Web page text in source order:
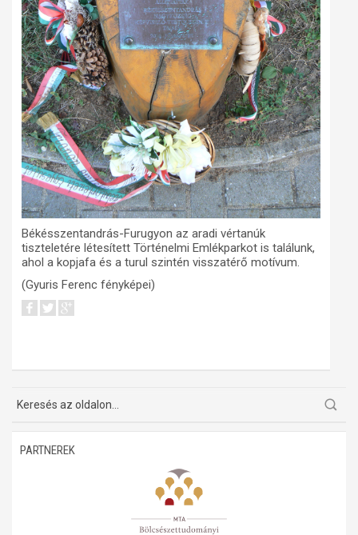
Békésszentandrás-Furugyon az aradi vértanúk
tiszteletére létesített Történelmi Emlékparkot is találunk,
ahol a kopjafa és a turul szintén visszatérő motívum.
(Gyuris Ferenc fényképei)
PARTNEREK